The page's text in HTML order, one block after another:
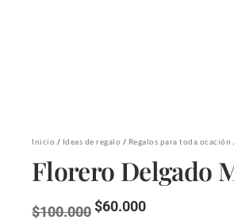
Inicio / Ideas de regalo / Regalos para toda ocación
Florero Delgado
$100.000$60.000